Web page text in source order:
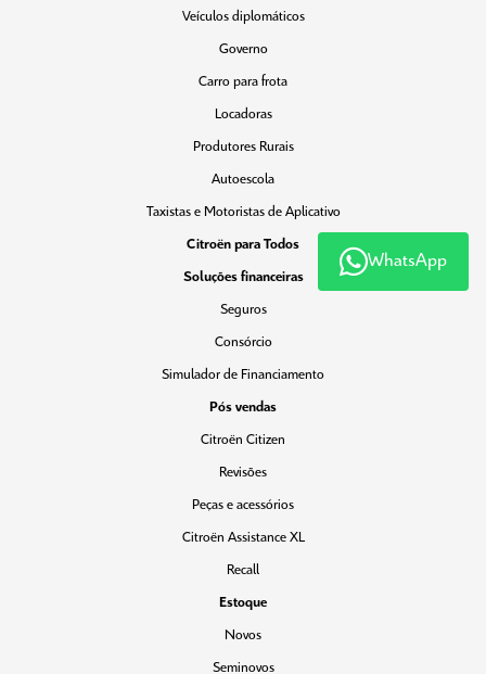
Veículos diplomáticos
Governo
Carro para frota
Locadoras
Produtores Rurais
Autoescola
Taxistas e Motoristas de Aplicativo
Citroën para Todos
Soluções financeiras
Seguros
Consórcio
Simulador de Financiamento
Pós vendas
Citroën Citizen
Revisões
Peças e acessórios
Citroën Assistance XL
Recall
Estoque
Novos
Seminovos
WhatsApp